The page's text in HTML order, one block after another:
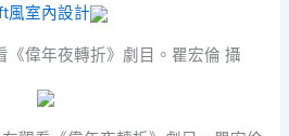
風室內設計
《偉年夜轉折》劇目。瞿宏倫 攝